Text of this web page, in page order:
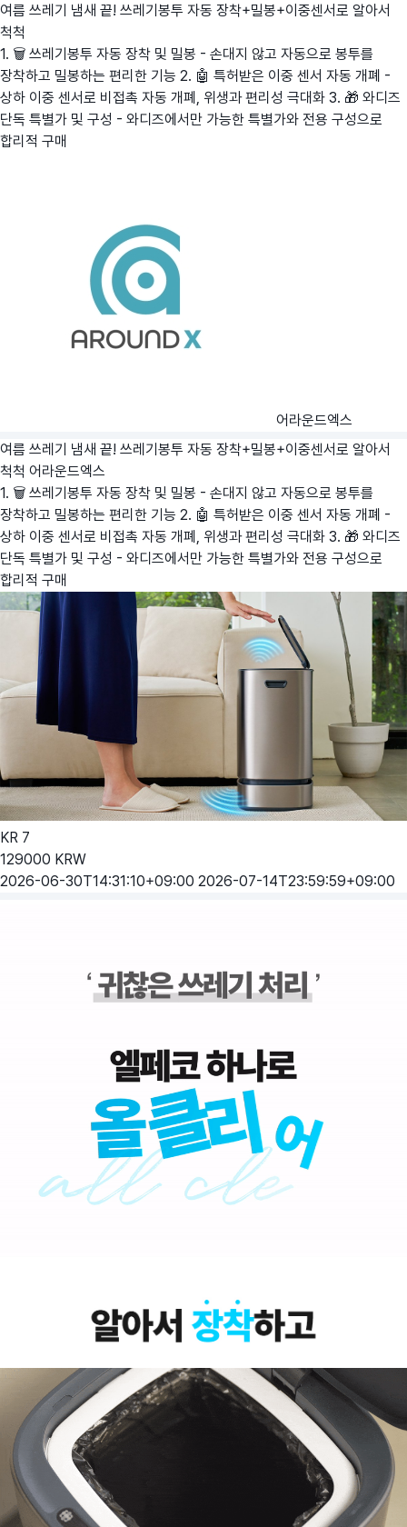
여름 쓰레기 냄새 끝! 쓰레기봉투 자동 장착+밀봉+이중센서로 알아서
척척
1. 🗑️ 쓰레기봉투 자동 장착 및 밀봉 - 손대지 않고 자동으로 봉투를
장착하고 밀봉하는 편리한 기능 2. 🤖 특허받은 이중 센서 자동 개폐 -
상하 이중 센서로 비접촉 자동 개폐, 위생과 편리성 극대화 3. 🎁 와디즈
단독 특별가 및 구성 - 와디즈에서만 가능한 특별가와 전용 구성으로
합리적 구매
어라운드엑스
여름 쓰레기 냄새 끝! 쓰레기봉투 자동 장착+밀봉+이중센서로 알아서
척척 어라운드엑스
1. 🗑️ 쓰레기봉투 자동 장착 및 밀봉 - 손대지 않고 자동으로 봉투를
장착하고 밀봉하는 편리한 기능 2. 🤖 특허받은 이중 센서 자동 개폐 -
상하 이중 센서로 비접촉 자동 개폐, 위생과 편리성 극대화 3. 🎁 와디즈
단독 특별가 및 구성 - 와디즈에서만 가능한 특별가와 전용 구성으로
합리적 구매
KR 7
129000 KRW
2026-06-30T14:31:10+09:00 2026-07-14T23:59:59+09:00